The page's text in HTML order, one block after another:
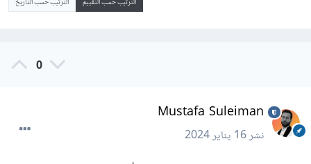
الترتيب حسب التقييم الترتيب حسب التاريخ
0
Mustafa Suleiman
نشر16 يناير 2024